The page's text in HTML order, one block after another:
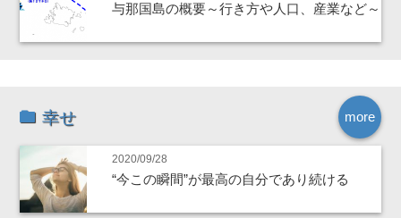
与那国島の概要～行き方や人口、産業など～
more
幸せ
2020/09/28
“今この瞬間”が最高の自分であり続ける